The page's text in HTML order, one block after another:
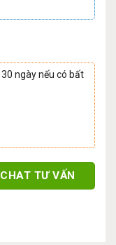
ngày nếu có bất
CHAT TƯ VẤN